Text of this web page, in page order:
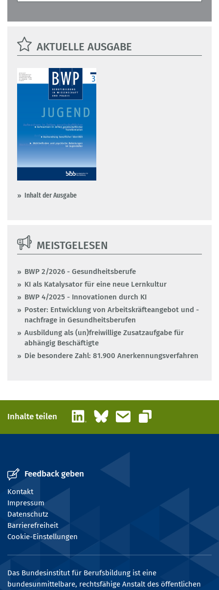
AKTUELLE AUSGABE
Inhalt der Ausgabe
MEISTGELESEN
BWP 2/2026 - Gesundheitsberufe
KI als Katalysator für eine neue Lernkultur
BWP 4/2025 - Innovationen durch KI
Poster: Entwicklung von Arbeitskräfteangebot und -
nachfrage in Gesundheitsberufen
Ausbildung als (un)freiwillige Zusatzaufgabe für
abhängig Beschäftigte
Die besondere Zahl: 81.900 Anerkennungsverfahren
Inhalte teilen LinkedInBlueskyE-Mail
Link kopieren
Feedback geben
Kontakt
Impressum
Datenschutz
Barrierefreiheit
Cookie-Einstellungen
Das Bundesinstitut für Berufsbildung ist eine
bundesunmittelbare, rechtsfähige Anstalt des öffentlichen